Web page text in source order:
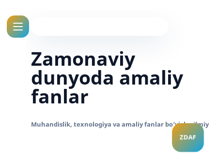
Zamonaviy
dunyoda amaliy
fanlar